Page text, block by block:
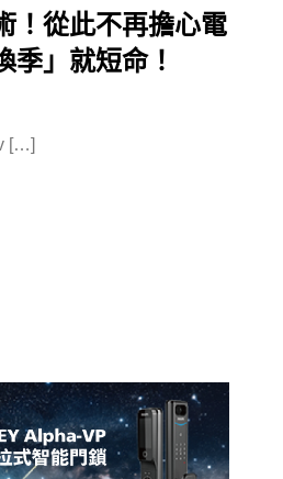
！從此不再擔心電
季」就短命！
[…]